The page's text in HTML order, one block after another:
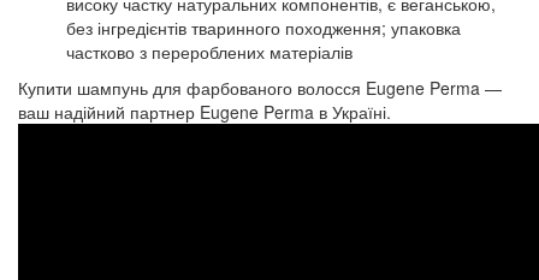
без інгредієнтів тваринного походження; упаковка
частково з перероблених матеріалів
Купити шампунь для фарбованого волосся Eugene Perma —
ваш надійний партнер Eugene Perma в Україні.